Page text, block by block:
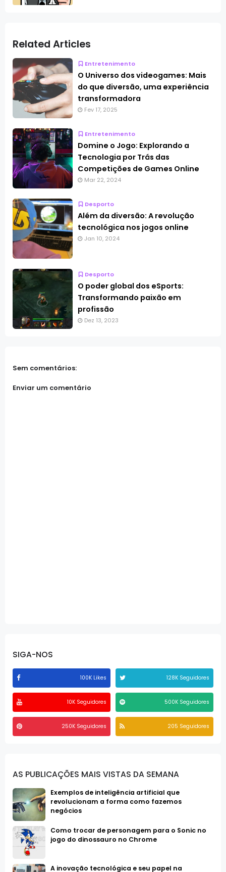
Related Articles
Entretenimento
O Universo dos videogames: Mais
do que diversão, uma experiência
transformadora
Fev 17, 2025
Entretenimento
Domine o Jogo: Explorando a
Tecnologia por Trás das
Competições de Games Online
Mar 22, 2024
Desporto
Além da diversão: A revolução
tecnológica nos jogos online
Jan 10, 2024
Desporto
O poder global dos eSports:
Transformando paixão em
profissão
Dez 13, 2023
Sem comentários:
Enviar um comentário
SIGA-NOS
100K Likes 128K Seguidores
10K Seguidores 500K Seguidores
250K Seguidores 205 Seguidores
AS PUBLICAÇÕES MAIS VISTAS DA SEMANA
Exemplos de inteligência artificial que
revolucionam a forma como fazemos
negócios
Como trocar de personagem para o Sonic no
jogo do dinossauro no Chrome
A inovação tecnológica e seu papel na